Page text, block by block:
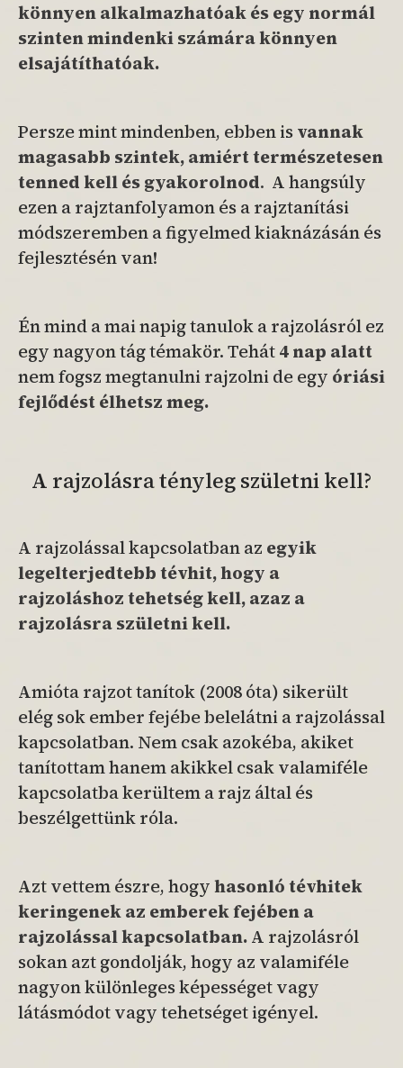
könnyen alkalmazhatóakés egy normál
szinten mindenki számára könnyen
elsajátíthatóak.
Persze mint mindenben, ebben isvannak
magasabb szintek, amiért természetesen
tenned kell és gyakorolnod. A hangsúly
ezen a rajztanfolyamon és a rajztanítási
módszeremben a figyelmed kiaknázásán és
fejlesztésén van!
Én mind a mai napig tanulok a rajzolásról ez
egy nagyon tág témakör. Tehát4 nap alatt
nem fogsz megtanulni rajzolni de egy óriási
fejlődést élhetsz meg.
A rajzolásra tényleg születni kell?
A rajzolással kapcsolatban az egyik
legelterjedtebb tévhit, hogy a
rajzoláshoz tehetség kell, azaz a
rajzolásra születni kell.
Amióta rajzot tanítok (2008 óta) sikerült
elég sok ember fejébe belelátni a rajzolással
kapcsolatban. Nem csak azokéba, akiket
tanítottam hanem akikkel csak valamiféle
kapcsolatba kerültem a rajz által és
beszélgettünk róla.
Azt vettem észre, hogyhasonló tévhitek
keringenek az emberek fejében a
rajzolással kapcsolatban.A rajzolásról
sokan azt gondolják, hogy az valamiféle
nagyon különleges képességet vagy
látásmódot vagy tehetséget igényel.